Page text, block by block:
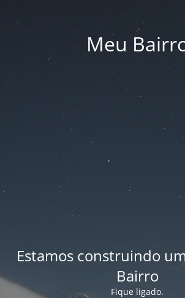
Meu
Estamos construindo
Bairro
Fique ligado.